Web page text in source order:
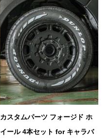
カスタムパーツ フォージド ホ
イール 4本セット for キャラバ